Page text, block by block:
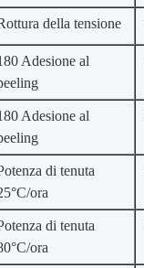
della tensione
Adesione al
Adesione al
di tenuta
ora
di tenuta
ora